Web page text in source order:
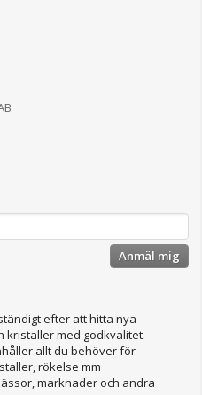
Anmäl mig
efter att hitta nya
med godkvalitet.
allt du behöver för
rökelse mm
marknader och andra